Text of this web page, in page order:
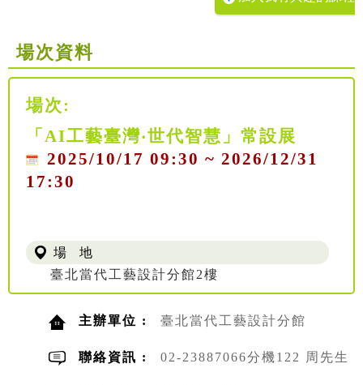
場次資料
場次:
「AI工藝臺灣‧世代智慧」常設展
2025/10/17 09:30 ~ 2026/12/31
17:30
場 地
臺北當代工藝設計分館2樓
主辦單位 : 臺北當代工藝設計分館
聯絡資訊 : 02-23887066分機122 周先生